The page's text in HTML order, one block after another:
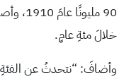
90
خلالَ مئةِ عامٍ.
وأضافَ: “نتحدثُ عن الفئةِ